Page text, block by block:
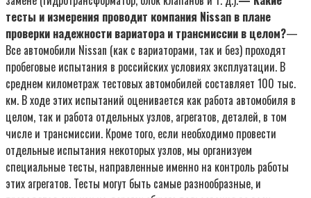
тесты и измерения проводит компания Nissan в плане
проверки надежности вариатора и трансмиссии в целом?—
Все автомобили Nissan (как с вариаторами, так и без) проходят
пробеговые испытания в российских условиях эксплуатации. В
среднем километраж тестовых автомобилей составляет 100 тыс.
км. В ходе этих испытаний оценивается как работа автомобиля в
целом, так и работа отдельных узлов, агрегатов, деталей, в том
числе и трансмиссии. Кроме того, если необходимо провести
отдельные испытания некоторых узлов, мы организуем
специальные тесты, направленные именно на контроль работы
этих агрегатов. Тесты могут быть самые разнообразные, и